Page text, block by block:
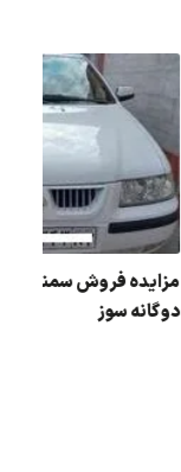
دو گانه سوز